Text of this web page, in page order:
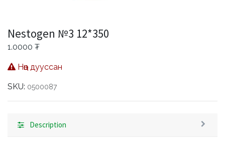
Nestogen №3 12*350
1.0000 ₮
Нөөц дууссан
SKU: 0500087
Description